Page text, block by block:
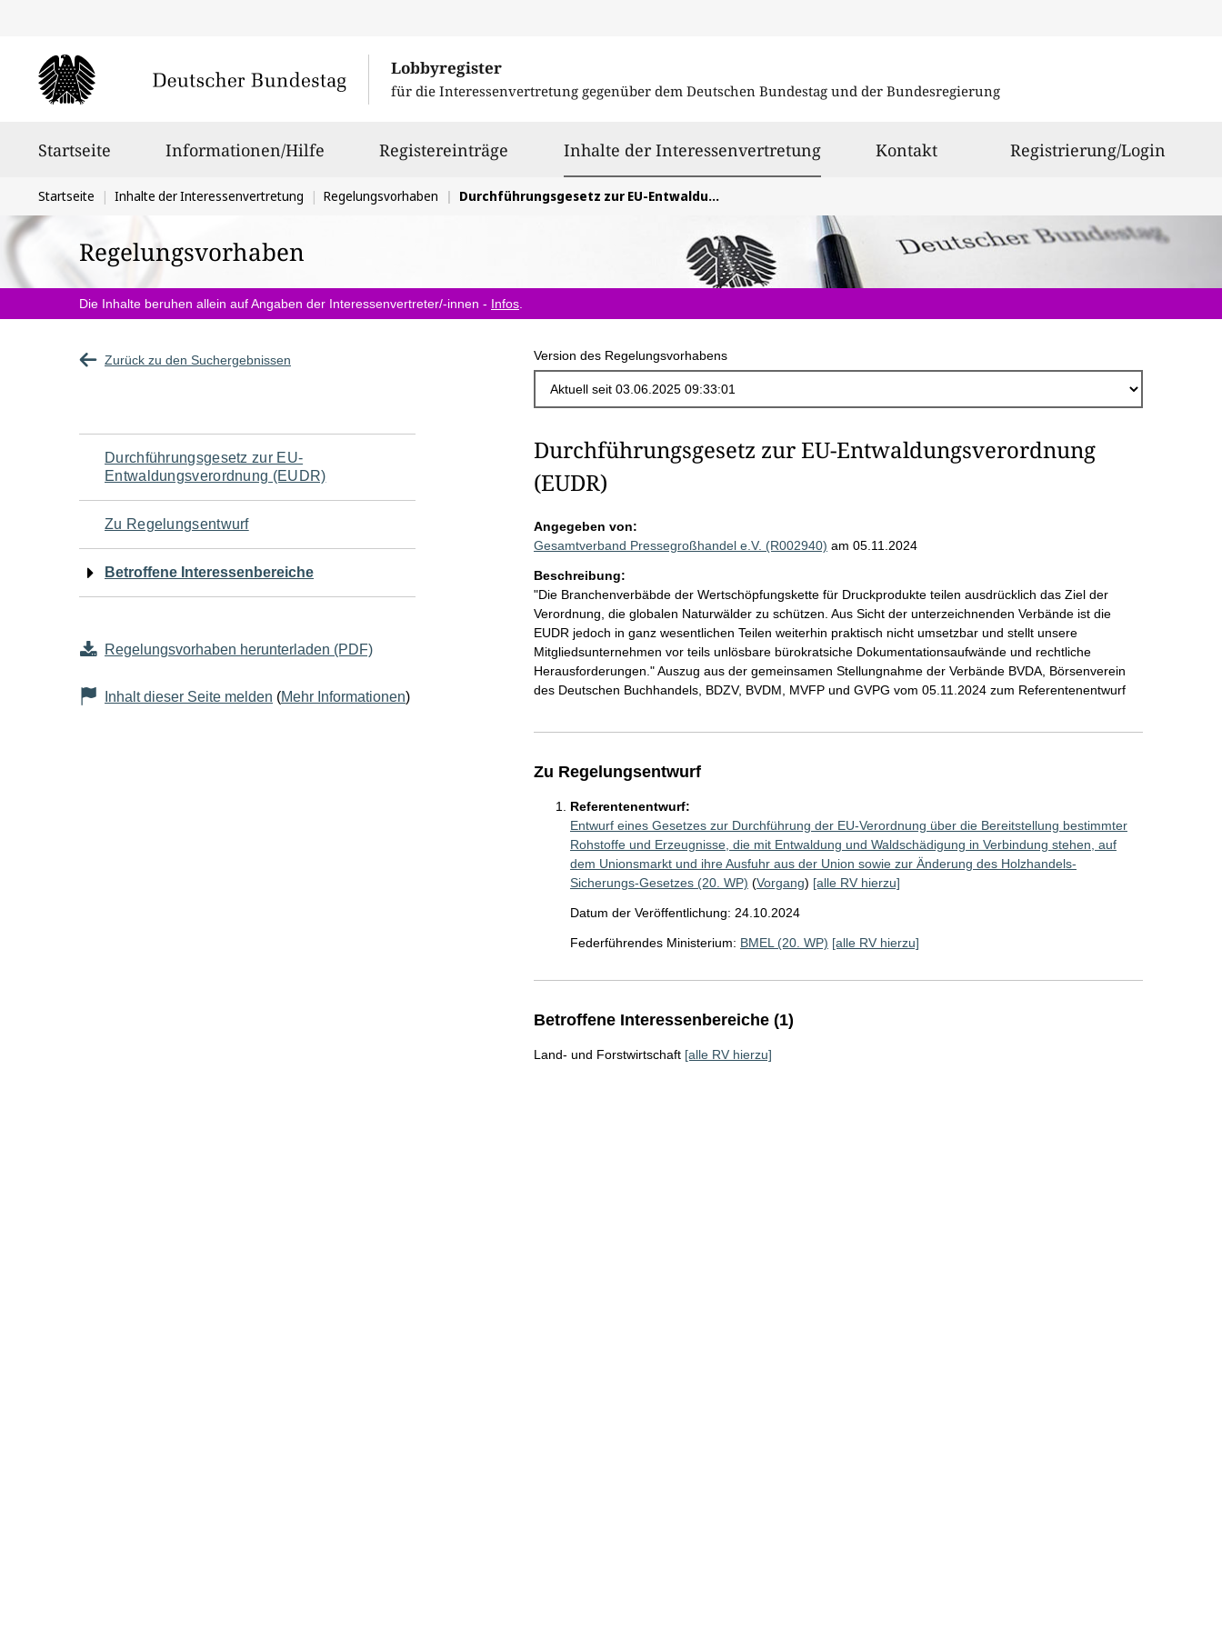
Lobbyregister
für die Interessenvertretung gegenüber dem Deutschen Bundestag und der Bundesregierung
Startseite Informationen/Hilfe Registereinträge Inhalte der Interessenvertretungausgewählt
Kontakt Registrierung/Login
Sie
befinden
sich
hier:
Startseite Inhalte der Interessenvertretung Regelungsvorhaben Durchführungsgesetz zur EU-Entwaldungsverordnung (EUDR)
Regelungsvorhaben
Die Inhalte beruhen allein auf Angaben der Interessenvertreter/-innen - Infos
Zurück zu den Suchergebnissen Version des Regelungsvorhabens
Navigation
für
den
Seiteninhalt
Durchführungsgesetz zur EU-
Entwaldungsverordnung (EUDR)
Zu Regelungsentwurf
Betroffene Interessenbereiche
Regelungsvorhaben herunterladen (PDF)
Inhalt dieser Seite melden (Mehr Informationen)
Durchführungsgesetz zur EU-Entwaldungsverordnung
(EUDR)
Angegeben von:
Gesamtverband Pressegroßhandel e.V. (R002940) am 05.11.2024
Beschreibung:
"Die Branchenverbäbde der Wertschöpfungskette für Druckprodukte teilen ausdrücklich das Ziel der
Verordnung, die globalen Naturwälder zu schützen. Aus Sicht der unterzeichnenden Verbände ist die
EUDR jedoch in ganz wesentlichen Teilen weiterhin praktisch nicht umsetzbar und stellt unsere
Mitgliedsunternehmen vor teils unlösbare bürokratsiche Dokumentationsaufwände und rechtliche
Herausforderungen." Auszug aus der gemeinsamen Stellungnahme der Verbände BVDA, Börsenverein
des Deutschen Buchhandels, BDZV, BVDM, MVFP und GVPG vom 05.11.2024 zum Referentenentwurf
Zu Regelungsentwurf
Referentenentwurf:
Entwurf eines Gesetzes zur Durchführung der EU-Verordnung über die Bereitstellung bestimmter
Rohstoffe und Erzeugnisse, die mit Entwaldung und Waldschädigung in Verbindung stehen, auf
dem Unionsmarkt und ihre Ausfuhr aus der Union sowie zur Änderung des Holzhandels-
Sicherungs-Gesetzes (20. WP) (Vorgang) [alle RV hierzu]
Datum der Veröffentlichung: 24.10.2024
Federführendes Ministerium: BMEL (20. WP) [alle RV hierzu]
Betroffene Interessenbereiche (1)
Land- und Forstwirtschaft [alle RV hierzu]